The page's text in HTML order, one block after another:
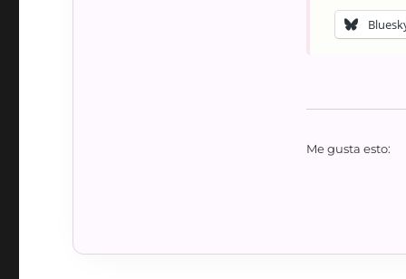
Me gusta esto: